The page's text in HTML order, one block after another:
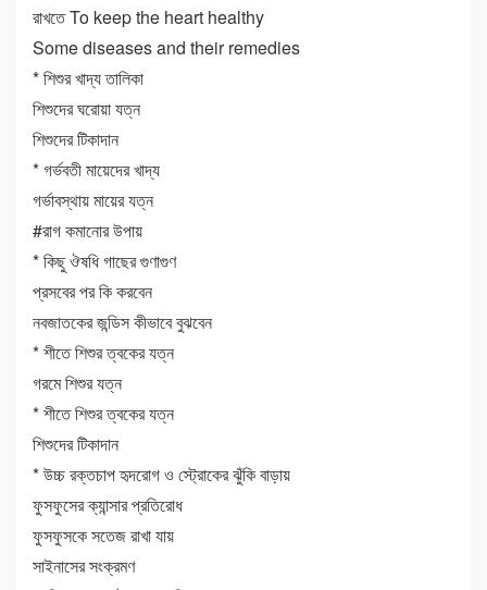
রাখতে To keep the heart healthy
Some diseases and their remedies
* শিশুর খাদ্য তালিকা
শিশুদের ঘরোয়া যত্ন
শিশুদের টিকাদান
* গর্ভবতী মায়েদের খাদ্য
গর্ভাবস্থায় মায়ের যত্ন
#রাগ কমানোর উপায়
* কিছু ঔষধি গাছের গুণাগুণ
প্রসবের পর কি করবেন
নবজাতকের জন্ডিস কীভাবে বুঝবেন
* শীতে শিশুর ত্বকের যত্ন
গরমে শিশুর যত্ন
* শীতে শিশুর ত্বকের যত্ন
শিশুদের টিকাদান
* উচ্চ রক্তচাপ হৃদরোগ ও স্ট্রোকের ঝুঁকি বাড়ায়
ফুসফুসের ক্যান্সার প্রতিরোধ
ফুসফুসকে সতেজ রাখা যায়
সাইনাসের সংক্রমণ